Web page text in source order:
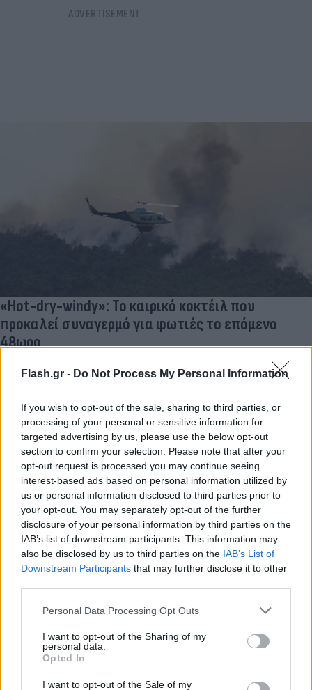
Flash.gr - Do Not Process My Personal Information
If you wish to opt-out of the sale, sharing to third parties, or
processing of your personal or sensitive information for
targeted advertising by us, please use the below opt-out
section to confirm your selection. Please note that after your
opt-out request is processed you may continue seeing
interest-based ads based on personal information utilized by
us or personal information disclosed to third parties prior to
your opt-out. You may separately opt-out of the further
disclosure of your personal information by third parties on the
IAB’s list of downstream participants. This information may
also be disclosed by us to third parties on the IAB’s List of
Downstream Participants that may further disclose it to other
Please note that this website/app uses one or more Google
not limited to your visit or usage behaviour. You may click to
grant or deny consent to Google and its third-party tags to
use your data for below specified purposes in below Google
consent section.
Personal Data Processing Opt Outs
I want to opt-out of the Sharing of my
personal data.
Opted In
I want to opt-out of the Sale of my
«Hot-dry-windy»: Το καιρικό κοκτέιλ που
προκαλεί συναγερμό για φωτιές το επόμενο
48ωρο
Έγκλημα στην Κυψέλη: Οι... περιπέτειες του
26χρονου, ο γάμος, η ξαφνική αλλαγή και η
μοιραία νύχτα
08.08.2026